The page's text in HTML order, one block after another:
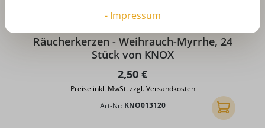
Durchschnittliche Bewertung von 5 von 5 Sternen
Räucherkerzen - Weihrauch-Myrrhe, 24
Stück von KNOX
Regulärer Preis:
2,50 €
Preise inkl. MwSt. zzgl. Versandkosten
Art-Nr: KNO013120 In den
- Impressum